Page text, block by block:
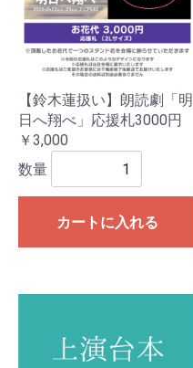
【鈴木蓮扱い】朗読劇「明
日へ翔べ」応援札3000円
￥3,000
数量
カートに入れる